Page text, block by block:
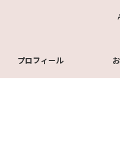
プロフィール